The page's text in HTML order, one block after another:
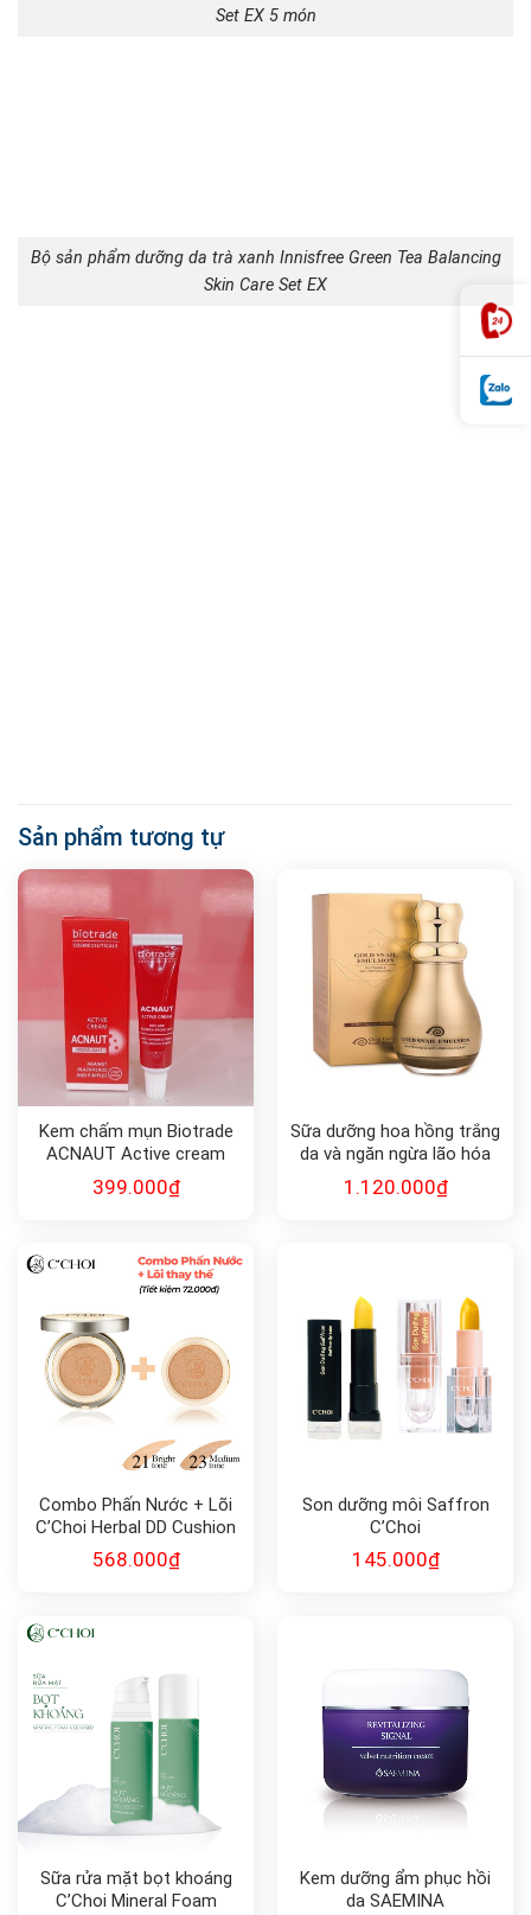
Set EX 5 món
Bộ sản phẩm dưỡng da trà xanh Innisfree Green Tea Balancing
Skin Care Set EX
Sản phẩm tương tự
Kem chấm mụn Biotrade
ACNAUT Active cream
15ml
399.000₫
Sữa dưỡng hoa hồng trắng
da và ngăn ngừa lão hóa
Gold Snail Emulsion Energy
130ml
1.120.000₫
Combo Phấn Nước + Lõi
C’Choi Herbal DD Cushion
568.000₫
Son dưỡng môi Saffron
C’Choi
145.000₫
Sữa rửa mặt bọt khoáng
C’Choi Mineral Foam
Kem dưỡng ẩm phục hồi
da SAEMINA